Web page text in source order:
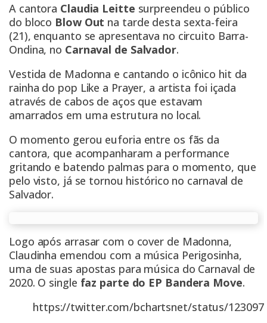
A cantora Claudia Leitte surpreendeu o público
do bloco Blow Out na tarde desta sexta-feira
(21), enquanto se apresentava no circuito Barra-
Ondina, no Carnaval de Salvador.
Vestida de Madonna e cantando o icônico hit da
rainha do pop Like a Prayer, a artista foi içada
através de cabos de aços que estavam
amarrados em uma estrutura no local.
O momento gerou euforia entre os fãs da
cantora, que acompanharam a performance
gritando e batendo palmas para o momento, que
pelo visto, já se tornou histórico no carnaval de
Salvador.
Logo após arrasar com o cover de Madonna,
Claudinha emendou com a música Perigosinha,
uma de suas apostas para música do Carnaval de
2020. O single faz parte do EP Bandera Move.
https://twitter.com/bchartsnet/status/